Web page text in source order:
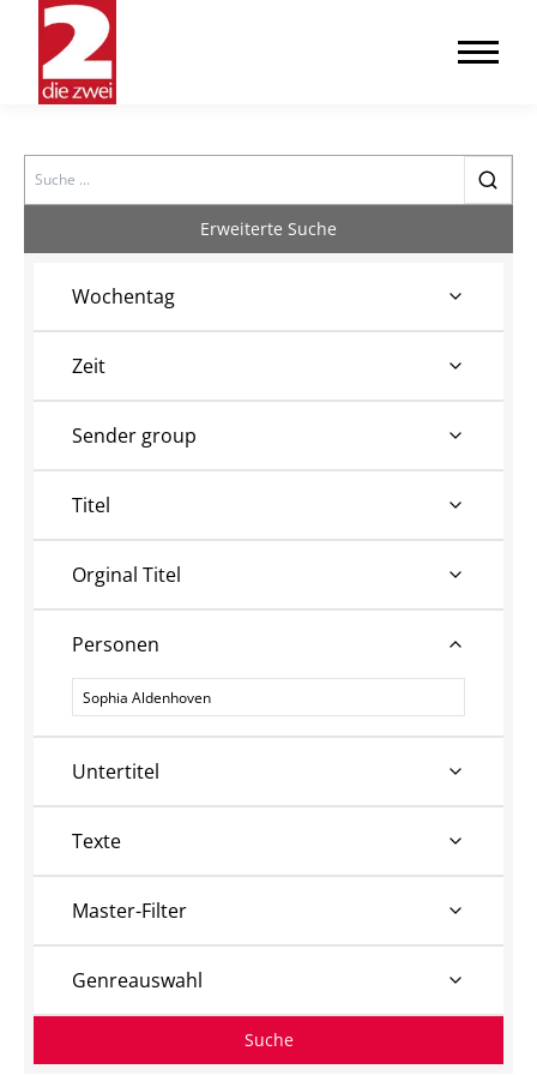
Search
Erweiterte Suche
Wochentag
Zeit
Sender group
Titel
Orginal Titel
Personen
Personen
Untertitel
Texte
Master-Filter
Genreauswahl
Suche